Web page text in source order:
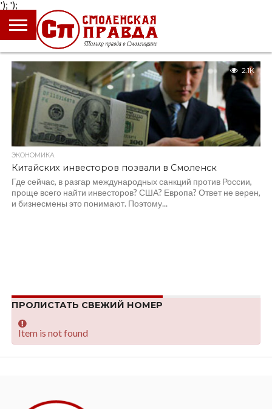
');
ГЛАВНАЯ
НОВОСТИ
ПРОИСШЕСТВИЯ
ПОЛИТИКА
КУЛЬТУРА
ЭКОНОМИКА
ОБЩЕСТВО
БЛОГИ
2.1K
ЭКОНОМИКА
Китайских инвесторов позвали в Смоленск
Где сейчас, в разгар международных санкций против России,
проще всего найти инвесторов? США? Европа? Ответ не верен,
и бизнесмены это понимают. Поэтому...
ПРОЛИСТАТЬ СВЕЖИЙ НОМЕР
Item is not found
');